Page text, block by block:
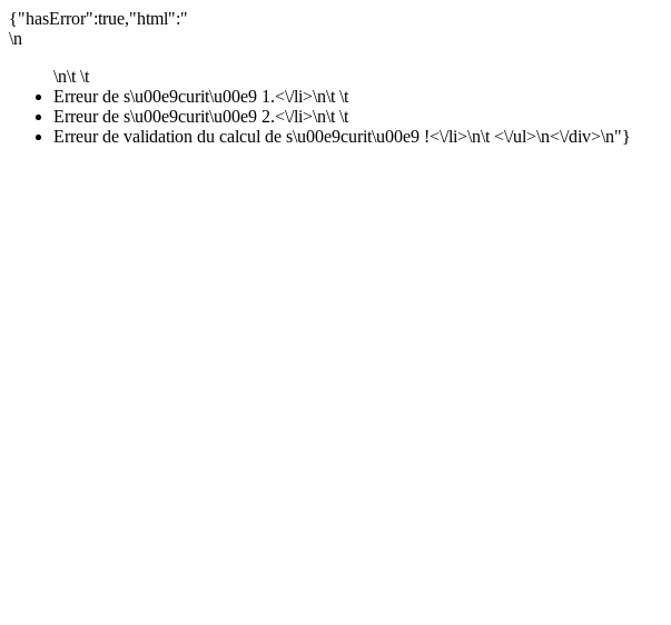
{"hasError":true,"html":"
\n
\n\t \t
Erreur de s\u00e9curit\u00e9 1.<\/li>\n\t \t
Erreur de s\u00e9curit\u00e9 2.<\/li>\n\t \t
Erreur de validation du calcul de s\u00e9curit\u00e9 !<\/li>\n\t <\/ul>\n<\/div>\n"}